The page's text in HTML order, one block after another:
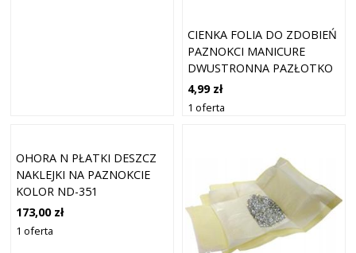
CIENKA FOLIA DO ZDOBIEŃ
PAZNOKCI MANICURE
DWUSTRONNA PAZŁOTKO
CHROM NR 09
4,99 zł
1 oferta
OHORA N PŁATKI DESZCZ
NAKLEJKI NA PAZNOKCIE
KOLOR ND-351
173,00 zł
1 oferta